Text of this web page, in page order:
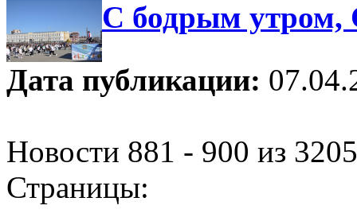
С бодрым утром,
Дата публикации:
Новости 881 - 900 из 3205
Страницы: